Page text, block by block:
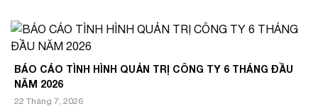
BÁO CÁO TÌNH HÌNH QUẢN TRỊ CÔNG TY 6 THÁNG ĐẦU
NĂM 2026
22 Tháng 7, 2026